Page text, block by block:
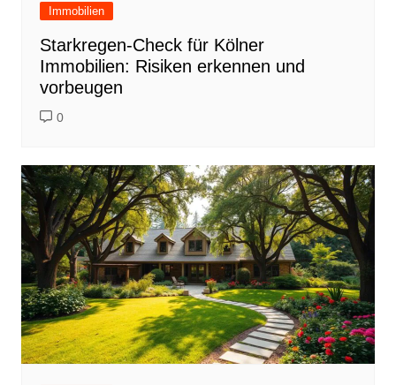
Immobilien
Starkregen-Check für Kölner
Immobilien: Risiken erkennen und
vorbeugen
0